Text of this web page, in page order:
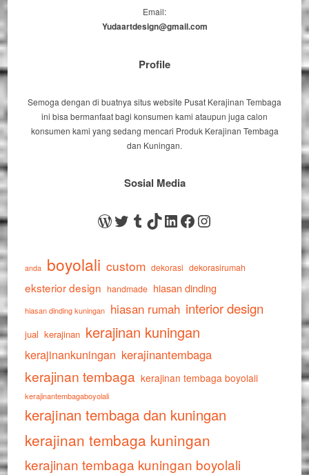
Email:
Yudaartdesign@gmail.com
Profile
Semoga dengan di buatnya situs website Pusat Kerajinan Tembaga
ini bisa bermanfaat bagi konsumen kami ataupun juga calon
konsumen kami yang sedang mencari Produk Kerajinan Tembaga
dan Kuningan.
Sosial Media
WordPress
Twitter
Tumblr
TikTok
LinkedIn
Facebook
Instagram
anda boyolali custom dekorasi dekorasirumah
eksterior design handmade hiasan dinding
hiasan dinding kuningan hiasan rumah interior design
jual kerajinan kerajinan kuningan
kerajinankuningan kerajinantembaga
kerajinan tembaga kerajinan tembaga boyolali
kerajinantembagaboyolali
kerajinan tembaga dan kuningan
kerajinan tembaga kuningan
kerajinan tembaga kuningan boyolali